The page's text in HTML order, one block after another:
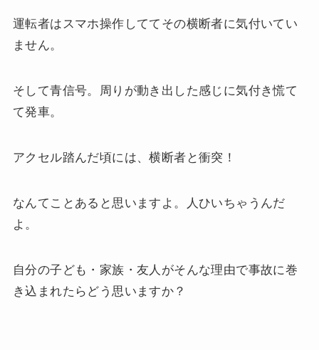
運転者はスマホ操作しててその横断者に気付いてい
ません。
そして青信号。周りが動き出した感じに気付き慌て
て発車。
アクセル踏んだ頃には、横断者と衝突！
なんてことあると思いますよ。人ひいちゃうんだ
よ。
自分の子ども・家族・友人がそんな理由で事故に巻
き込まれたらどう思いますか？